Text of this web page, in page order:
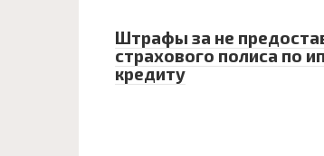
Штрафы за не
страхового полиса по
кредиту